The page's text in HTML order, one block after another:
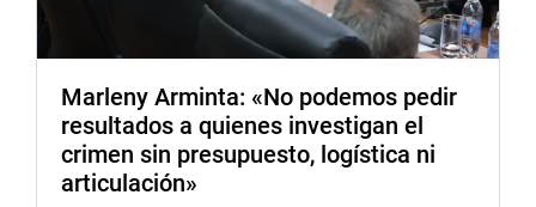
Marleny Arminta: «No podemos pedir
resultados a quienes investigan el
crimen sin presupuesto, logística ni
articulación»